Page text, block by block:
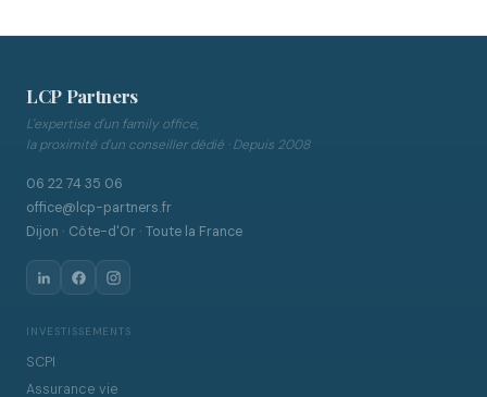
LCP Partners
L'expertise d'un family office,
la proximité d'un conseiller dédié · Depuis 2008
06 22 74 35 06
office@lcp-partners.fr
Dijon · Côte-d'Or · Toute la France
INVESTISSEMENTS
SCPI
Assurance vie